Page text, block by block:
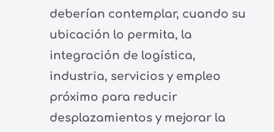
deberían contemplar, cuando su
ubicación lo permita, la
integración de logística,
industria, servicios y empleo
próximo para reducir
desplazamientos y mejorar la